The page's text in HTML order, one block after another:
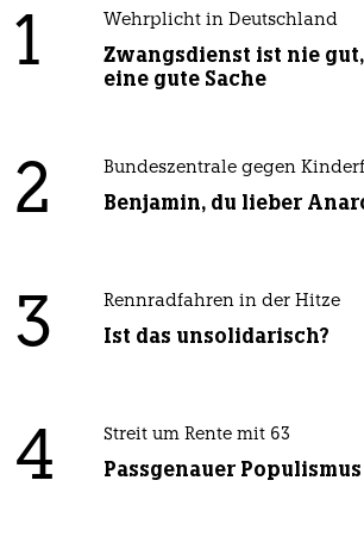
1 Wehrplicht in Deutschland
Zwangsdienst ist nie
eine gute Sache
2 Bundeszentrale gegen
Benjamin, du lieber
3 Rennradfahren in der Hitze
Ist das unsolidarisch?
4 Streit um Rente mit 63
Passgenauer Populismus